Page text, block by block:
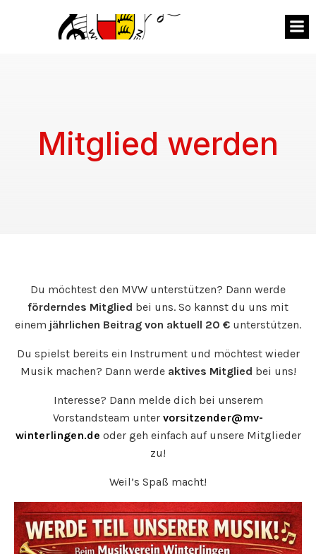
Mitglied werden
Du möchtest den MVW unterstützen? Dann werde
förderndes Mitglied bei uns. So kannst du uns mit
einem jährlichen Beitrag von aktuell 20 € unterstützen.
Du spielst bereits ein Instrument und möchtest wieder
Musik machen? Dann werde aktives Mitglied bei uns!
Interesse? Dann melde dich bei unserem
Vorstandsteam unter vorsitzender@mv-
winterlingen.de oder geh einfach auf unsere Mitglieder
zu!
Weil’s Spaß macht!